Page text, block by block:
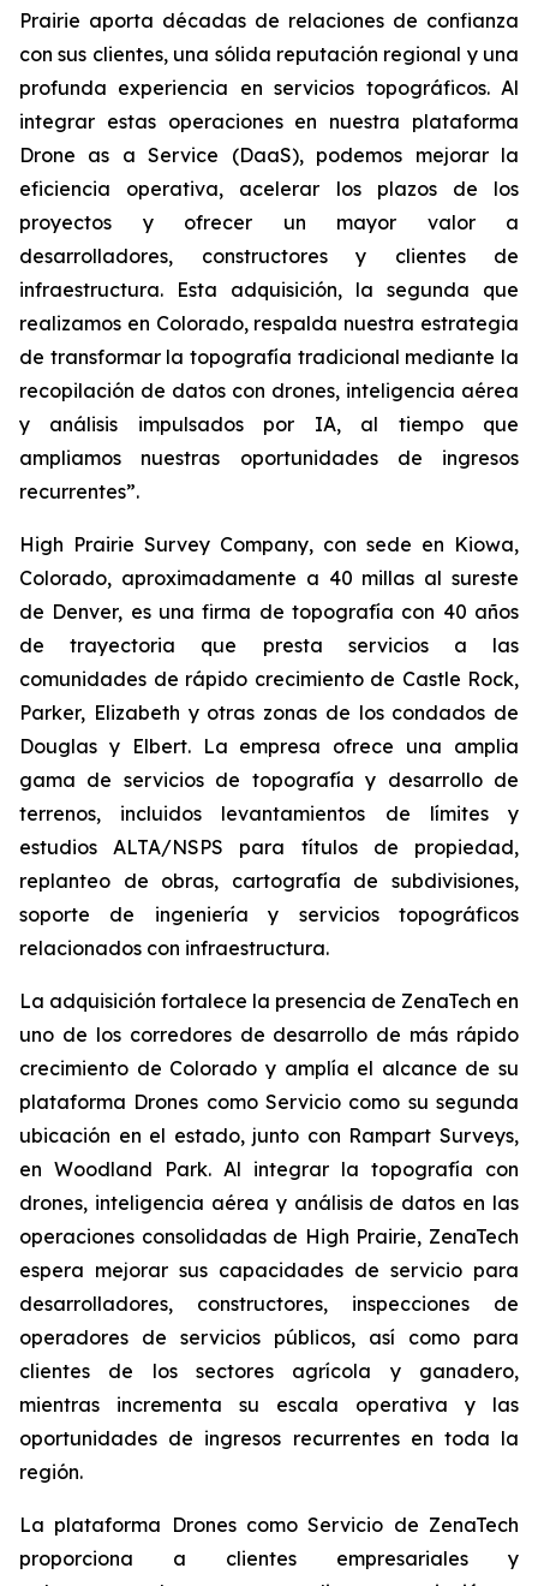
Prairie aporta décadas de relaciones de confianza
con sus clientes, una sólida reputación regional y una
profunda experiencia en servicios topográficos. Al
integrar estas operaciones en nuestra plataforma
Drone as a Service (DaaS), podemos mejorar la
eficiencia operativa, acelerar los plazos de los
proyectos y ofrecer un mayor valor a
desarrolladores, constructores y clientes de
infraestructura. Esta adquisición, la segunda que
realizamos en Colorado, respalda nuestra estrategia
de transformar la topografía tradicional mediante la
recopilación de datos con drones, inteligencia aérea
y análisis impulsados por IA, al tiempo que
ampliamos nuestras oportunidades de ingresos
recurrentes”.
High Prairie Survey Company, con sede en Kiowa,
Colorado, aproximadamente a 40 millas al sureste
de Denver, es una firma de topografía con 40 años
de trayectoria que presta servicios a las
comunidades de rápido crecimiento de Castle Rock,
Parker, Elizabeth y otras zonas de los condados de
Douglas y Elbert. La empresa ofrece una amplia
gama de servicios de topografía y desarrollo de
terrenos, incluidos levantamientos de límites y
estudios ALTA/NSPS para títulos de propiedad,
replanteo de obras, cartografía de subdivisiones,
soporte de ingeniería y servicios topográficos
relacionados con infraestructura.
La adquisición fortalece la presencia de ZenaTech en
uno de los corredores de desarrollo de más rápido
crecimiento de Colorado y amplía el alcance de su
plataforma Drones como Servicio como su segunda
ubicación en el estado, junto con Rampart Surveys,
en Woodland Park. Al integrar la topografía con
drones, inteligencia aérea y análisis de datos en las
operaciones consolidadas de High Prairie, ZenaTech
espera mejorar sus capacidades de servicio para
desarrolladores, constructores, inspecciones de
operadores de servicios públicos, así como para
clientes de los sectores agrícola y ganadero,
mientras incrementa su escala operativa y las
oportunidades de ingresos recurrentes en toda la
región.
La plataforma Drones como Servicio de ZenaTech
proporciona a clientes empresariales y